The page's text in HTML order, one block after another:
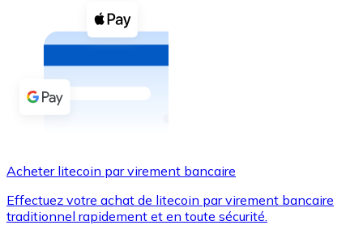
Coupons crypto
Achetez des cryptomonnaies en espèces et d'autres
Acheter avec espèces
Virement SEPA
Utilisez les cartes Visa et Mastercard pour acheter
Acheter litecoin par virement bancaire
Effectuez votre achat de litecoin par virement bancaire
traditionnel rapidement et en toute sécurité.